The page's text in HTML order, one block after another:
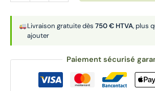
RE
WOOD
Paiement sécurisé
Livraison gratuite dès750 € HTVA, plus
ajouter